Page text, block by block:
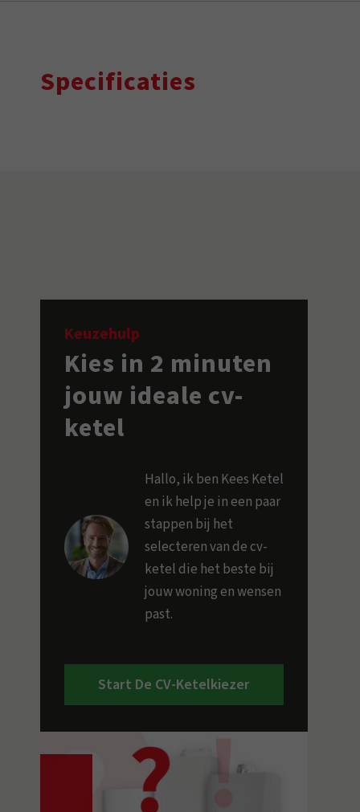
Specificaties
Keuzehulp
Kies in 2 minuten
jouw ideale cv-
ketel
Hallo, ik ben Kees Ketel
en ik help je in een paar
stappen bij het
selecteren van de cv-
ketel die het beste bij
jouw woning en wensen
past.
Start De CV-Ketelkiezer